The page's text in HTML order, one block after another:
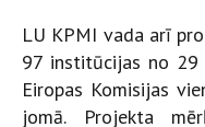
LU KPMI vada arī
97 institūcijas no
Eiropas Komisijas
jomā. Projekta